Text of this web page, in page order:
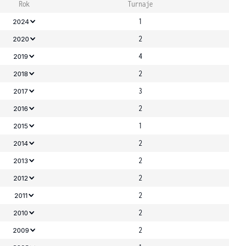
Rok Turnaje
2024 1
2020 2
2019 4
2018 2
2017 3
2016 2
2015 1
2014 2
2013 2
2012 2
2011 2
2010 2
2009 2